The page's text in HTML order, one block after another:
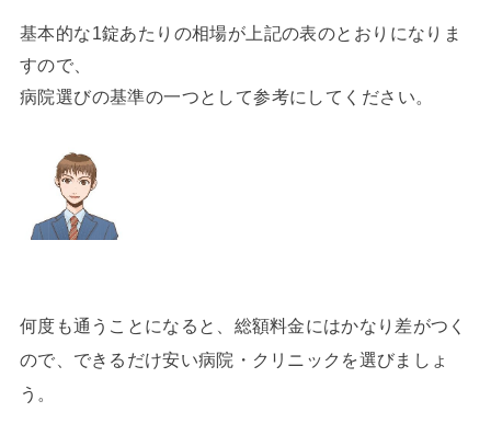
基本的な1錠あたりの相場が上記の表のとおりになりま
すので、
病院選びの基準の一つとして参考にしてください。
何度も通うことになると、総額料金にはかなり差がつく
ので、できるだけ安い病院・クリニックを選びましょ
う。